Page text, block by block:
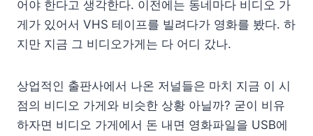
어야 한다고 생각한다. 이전에는 동네마다 비디오 가
게가 있어서 VHS 테이프를 빌려다가 영화를 봤다. 하
지만 지금 그 비디오가게는 다 어디 갔나.
상업적인 출판사에서 나온 저널들은 마치 지금 이 시
점의 비디오 가게와 비슷한 상황 아닐까? 굳이 비유
하자면 비디오 가게에서 돈 내면 영화파일을 USB에